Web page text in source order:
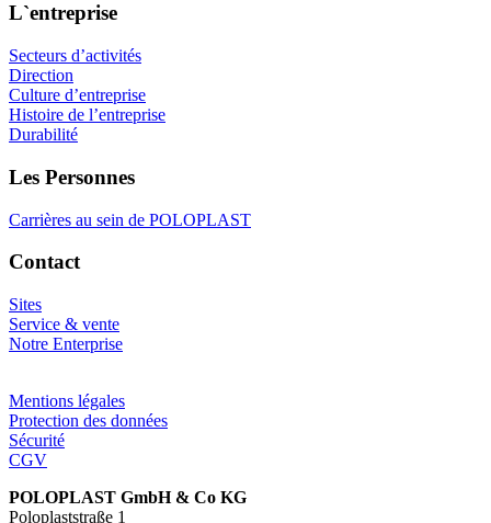
L`entreprise
Secteurs d’activités
Direction
Culture d’entreprise
Histoire de l’entreprise
Durabilité
Les Personnes
Carrières au sein de POLOPLAST
Contact
Sites
Service & vente
Notre Enterprise
Mentions légales
Protection des données
Sécurité
CGV
POLOPLAST GmbH & Co KG
Poloplaststraße 1